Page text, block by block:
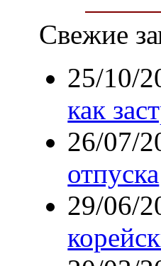
Свежие
25/10/
как
26/07/
отпуска
29/06/